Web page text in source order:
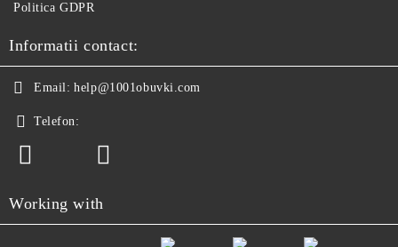
Politica GDPR
Informatii contact:
Email: help@1001obuvki.com
Telefon:
Working with